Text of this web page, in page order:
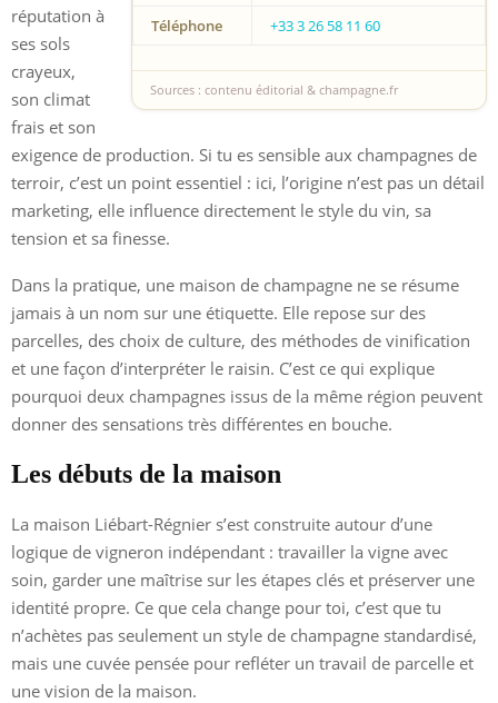
Téléphone
+33 3 26 58 11 60
Sources : contenu éditorial & champagne.fr
réputation à
ses sols
crayeux,
son climat
frais et son
exigence de production. Si tu es sensible aux champagnes de
terroir, c’est un point essentiel : ici, l’origine n’est pas un détail
marketing, elle influence directement le style du vin, sa
tension et sa finesse.
Dans la pratique, une maison de champagne ne se résume
jamais à un nom sur une étiquette. Elle repose sur des
parcelles, des choix de culture, des méthodes de vinification
et une façon d’interpréter le raisin. C’est ce qui explique
pourquoi deux champagnes issus de la même région peuvent
donner des sensations très différentes en bouche.
Les débuts de la maison
La maison Liébart-Régnier s’est construite autour d’une
logique de vigneron indépendant : travailler la vigne avec
soin, garder une maîtrise sur les étapes clés et préserver une
identité propre. Ce que cela change pour toi, c’est que tu
n’achètes pas seulement un style de champagne standardisé,
mais une cuvée pensée pour refléter un travail de parcelle et
une vision de la maison.